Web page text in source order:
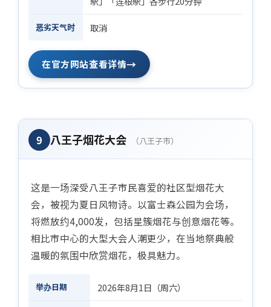
恶劣天气时 取消
在官方网站查看详情→
9 八王子烟花大会 （八王子市）
这是一场深受八王子市民喜爱的社区型烟花大
会，被视为夏日风物诗。以富士森公园为会场，
将燃放约4,000发，包括星簇烟花与创意烟花等。
相比市中心的大型大会人潮更少，在当地祭典般
温暖的氛围中欣赏烟花，极具魅力。
举办日期 2026年8月1日（周六）